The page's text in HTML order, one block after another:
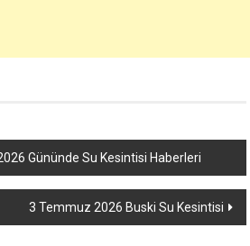
Gününde Su Kesintisi Haberleri
3 Temmuz 2026 Buski Su Kesintisi